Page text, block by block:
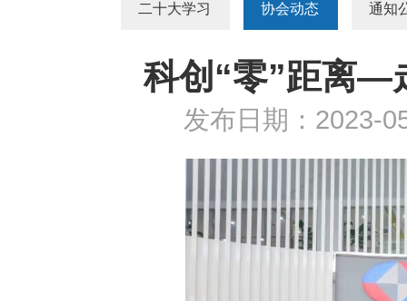
二十大学习 协会动态 通知
科创“零”距离—
发布日期：